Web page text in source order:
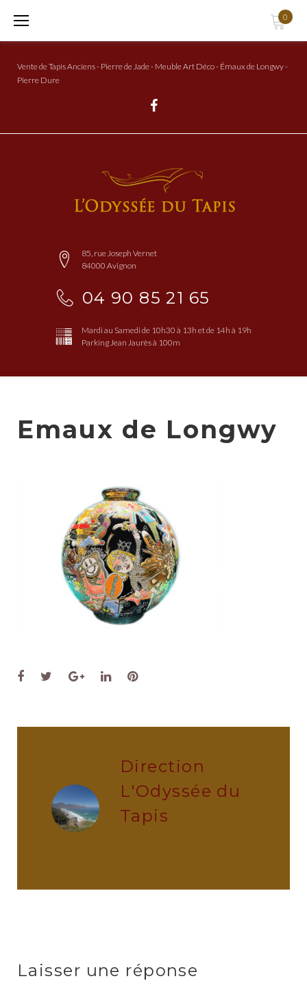
0
Vente de Tapis Anciens - Pierre de Jade - Meuble Art Déco - Émaux de Longwy -
Pierre Dure
85, rue Joseph Vernet
84000 Avignon
04 90 85 21 65
Mardi au Samedi de 10h30 à 13h et de 14h à 19h
Parking Jean Jaurès à 100m
Emaux de Longwy
Facebook
TwitterGoogle+
LinkedInPinterest
Direction
L'Odyssée du
Tapis
Laisser une réponse